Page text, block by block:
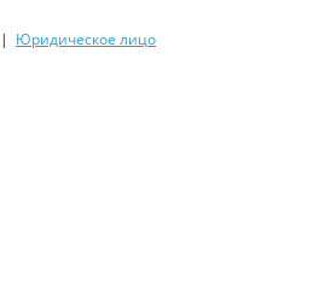
| Юридическое лицо